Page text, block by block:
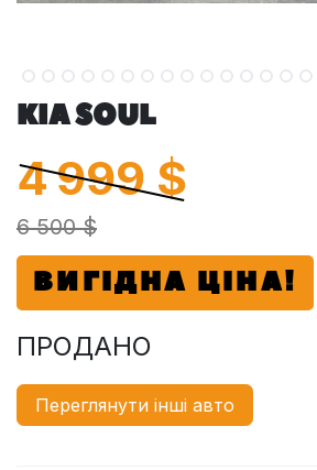
KIA SOUL
4 999$
6 500 $
ВИГІДНА ЦІНА!
ПРОДАНО
Переглянути інші авто